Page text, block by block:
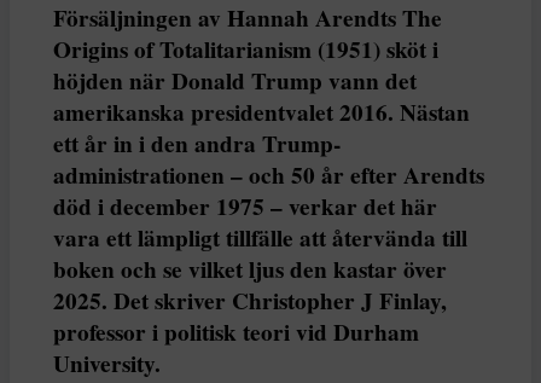
Försäljningen av Hannah Arendts The
Origins of Totalitarianism (1951) sköt i
höjden när Donald Trump vann det
amerikanska presidentvalet 2016. Nästan
ett år in i den andra Trump-
administrationen – och 50 år efter Arendts
död i december 1975 – verkar det här
vara ett lämpligt tillfälle att återvända till
boken och se vilket ljus den kastar över
2025. Det skriver Christopher J Finlay,
professor i politisk teori vid Durham
University.